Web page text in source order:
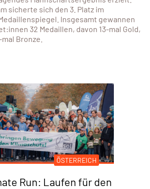
sicherte sich den 3. Platz im
Insgesamt gewannen
32 Medaillen, davon 13-mal Gold,
Bronze.
ÖSTERREICH
Run: Laufen für den